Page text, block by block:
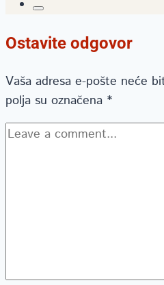
Ostavite odgovor
Vaša adresa e-pošte neće
polja su označena *